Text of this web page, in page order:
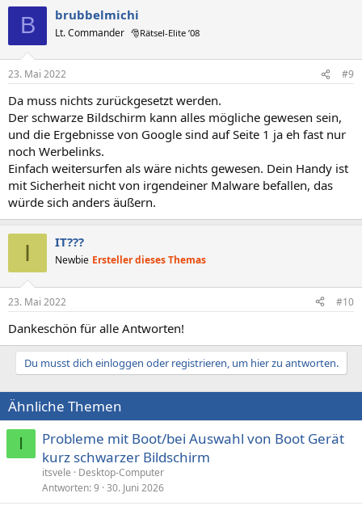
B brubbelmichi
Lt. Commander 🎅Rätsel-Elite ’08
23. Mai 2022 #9
Da muss nichts zurückgesetzt werden.
Der schwarze Bildschirm kann alles mögliche gewesen sein,
und die Ergebnisse von Google sind auf Seite 1 ja eh fast nur
noch Werbelinks.
Einfach weitersurfen als wäre nichts gewesen. Dein Handy ist
mit Sicherheit nicht von irgendeiner Malware befallen, das
würde sich anders äußern.
I IT???
Newbie Ersteller dieses Themas
23. Mai 2022 #10
Dankeschön für alle Antworten!
Du musst dich einloggen oder registrieren, um hier zu antworten.
Ähnliche Themen
I
Probleme mit Boot/bei Auswahl von Boot Gerät
kurz schwarzer Bildschirm
itsvele
Desktop-Computer
Antworten 9 30. Juni 2026